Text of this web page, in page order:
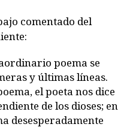
comentado del
poema se
y últimas líneas.
el poeta nos dice
de los dioses; en
desesperadamente